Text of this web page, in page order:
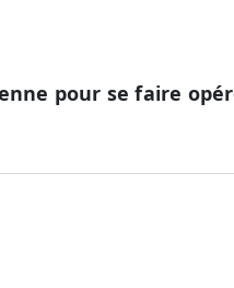
pour se faire